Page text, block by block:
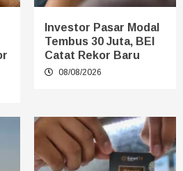
Investor Pasar Modal
Tembus 30 Juta, BEI
Catat Rekor Baru
08/08/2026